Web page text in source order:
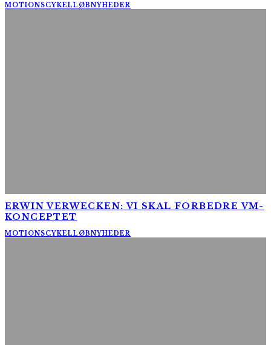
MOTIONSCYKELLØBNYHEDER
ERWIN VERWECKEN: VI SKAL FORBEDRE VM-
KONCEPTET
MOTIONSCYKELLØBNYHEDER